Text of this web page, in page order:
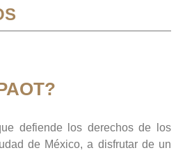
defiende los derechos de los
de México, a disfrutar de un